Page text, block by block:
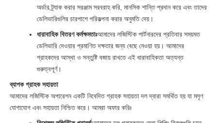
অর্ডার ট্র্যাক করার সরঞ্জাম সরবরাহ করি, মানসিক শান্তি প্রদান করে এবং তাদের
ডেলিভারিগুলির চারপাশে পরিকল্পনা করার অনুমতি দেয়।
ধারাবাহিক বিতরণ কর্মক্ষমতাঃআমাদের লজিস্টিক পার্টনারদের প্রতিবার সময়মত
ডেলিভারি দেওয়ার প্রমাণিত দক্ষতার জন্য বেছে নেওয়া হয়। আমাদের
গ্রাহকদের আস্থা ও সন্তুষ্টি বজায় রাখতে এই ধারাবাহিকতা অত্যন্ত
গুরুত্বপূর্ণ।
ব্যাপক গ্রাহক সহায়তা
আমাদের লজিস্টিক অপারেশন একটি নিবেদিত গ্রাহক সহায়তা দল দ্বারা সমর্থিত হয় যা মসৃণ
যোগাযোগ এবং সহায়তা নিশ্চিত করে। আমরা অফার করিঃ